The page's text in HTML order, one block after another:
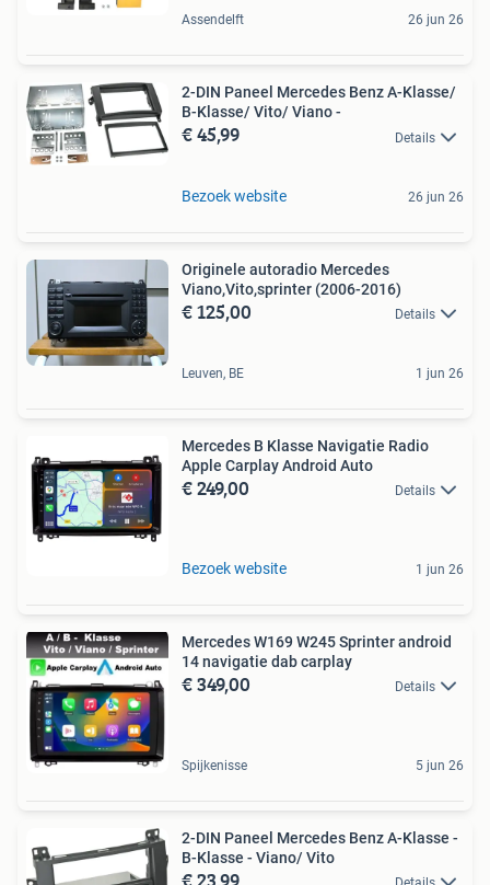
Assendelft 26 jun 26
2-DIN Paneel Mercedes Benz A-Klasse/
B-Klasse/ Vito/ Viano -
€ 45,99 Details
Bezoek website 26 jun 26
Originele autoradio Mercedes
Viano,Vito,sprinter (2006-2016)
€ 125,00 Details
Leuven, BE 1 jun 26
Mercedes B Klasse Navigatie Radio
Apple Carplay Android Auto
€ 249,00 Details
Bezoek website 1 jun 26
Mercedes W169 W245 Sprinter android
14 navigatie dab carplay
€ 349,00 Details
Spijkenisse 5 jun 26
2-DIN Paneel Mercedes Benz A-Klasse -
B-Klasse - Viano/ Vito